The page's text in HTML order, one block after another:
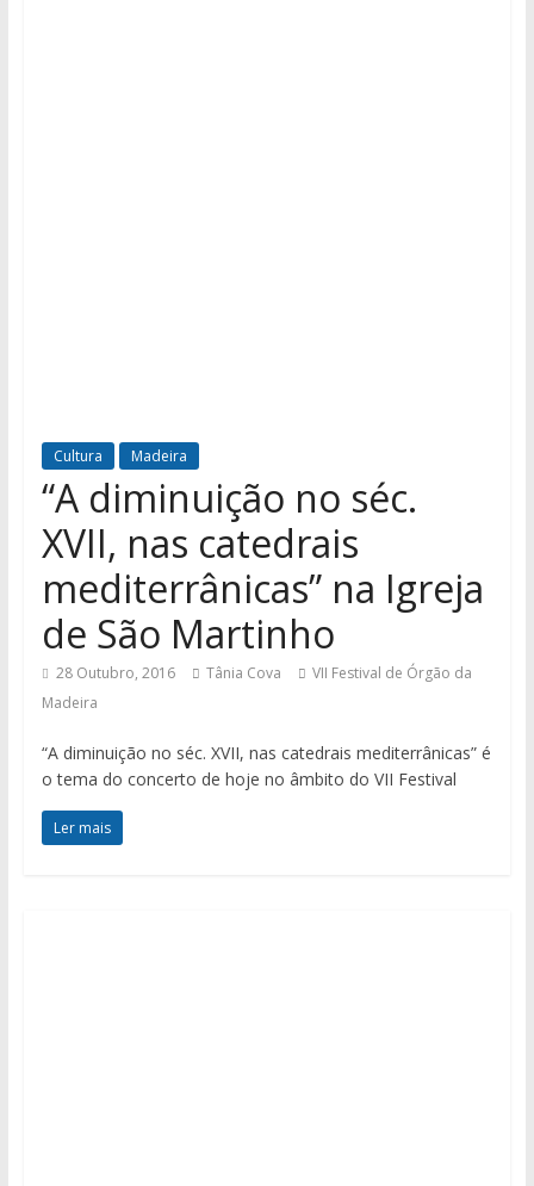
Cultura Madeira
“A diminuição no séc.
XVII, nas catedrais
mediterrânicas” na Igreja
de São Martinho
28 Outubro, 2016 Tânia Cova
VII Festival de Órgão da
Madeira
“A diminuição no séc. XVII, nas catedrais mediterrânicas” é
o tema do concerto de hoje no âmbito do VII Festival
Ler mais